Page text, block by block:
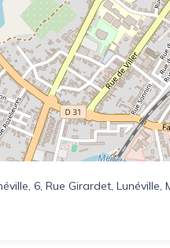
6, Rue Girardet,